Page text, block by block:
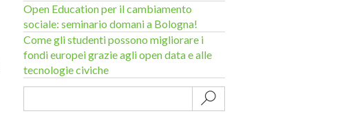
Open Education per il cambiamento
sociale: seminario domani a Bologna!
Come gli studenti possono migliorare i
fondi europei grazie agli open data e alle
tecnologie civiche
Submit